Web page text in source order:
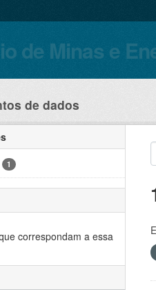
de Minas e
de dados
1
correspondam a essa